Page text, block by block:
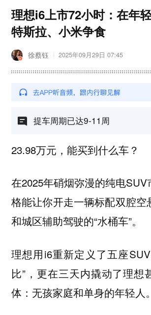
理想i6上市72小时：在年
特斯拉、小米争食
徐蔡钰 2025年09月29日 07:45
提车周期已达9-11周
23.98万元，能买到什么车？
在2025年硝烟弥漫的纯电
格能让你开走一辆标配双腔空
和城区辅助驾驶的“水桶车”。
理想用i6重新定义了五座
比”，更在三天内撬动了理想
体：无孩家庭和单身的年轻人。